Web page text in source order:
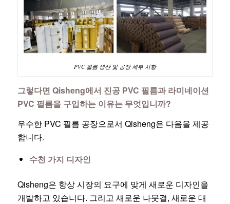
PVC 필름 생산 및 공장 세부 사항
그렇다면 Qisheng에서 진공 PVC 필름과 라미네이션
PVC 필름을 구입하는 이유는 무엇입니까?
우수한 PVC 필름 공장으로서 Qisheng은 다음을 제공
합니다.
수천 가지 디자인
Qisheng은 항상 시장의 요구에 맞게 새로운 디자인을
개발하고 있습니다. 그리고 새로운 나뭇결, 새로운 대